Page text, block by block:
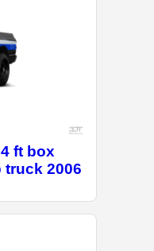
ft box
truck 2006